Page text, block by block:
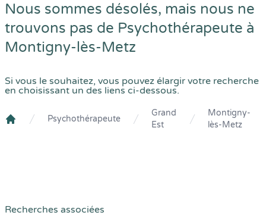
Nous sommes désolés, mais nous ne
trouvons pas de Psychothérapeute à
Montigny-lès-Metz
Si vous le souhaitez, vous pouvez élargir votre recherche
en choisissant un des liens ci-dessous.
Psychothérapeute
Grand
Est
Montigny-
lès-Metz
Recherches associées